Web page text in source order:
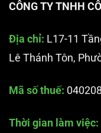
CÔNG TY TNHH
Địa chỉ: L17-11
Lê Thánh Tôn,
Mã số thuế:
Thời gian làm việc: